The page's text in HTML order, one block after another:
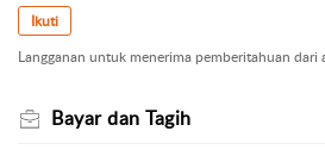
Ikuti
Langganan untuk menerima pemberitahuan dari
Bayar dan Tagih